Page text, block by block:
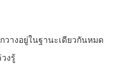
วางอยู่ในฐานะเดียวกันหมด
งรู้